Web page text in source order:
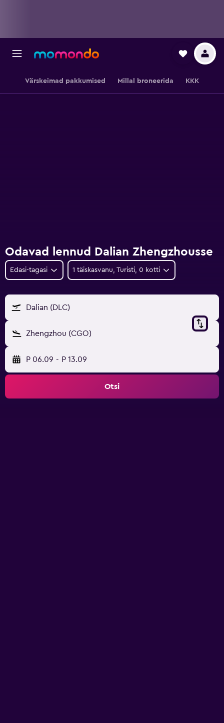
Värskeimad pakkumised Millal broneerida KKK
Odavad lennud Dalian Zhengzhousse
Edasi-tagasi 1 täiskasvanu, Turisti, 0 kotti
Dalian (DLC)
Zhengzhou (CGO)
P 06.09 - P 13.09
Otsi